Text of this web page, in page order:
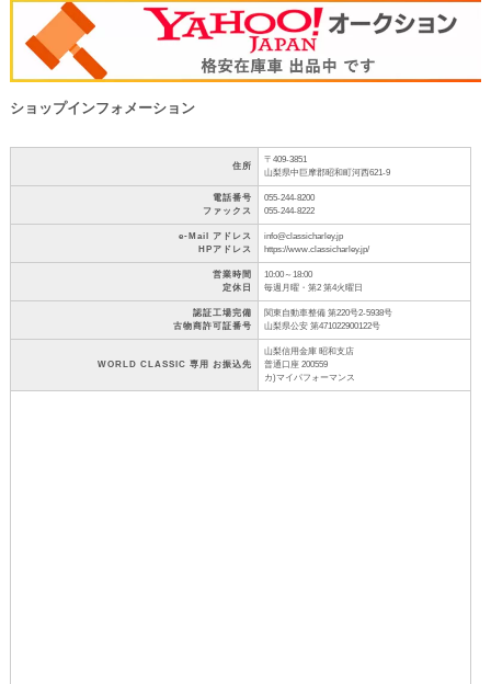
ショップインフォメーション
住所
〒409-3851
山梨県中巨摩郡昭和町河西621-9
電話番号
ファックス
055-244-8200
055-244-8222
e-Mail アドレス
HPアドレス
info@classicharley.jp
https://www.classicharley.jp/
営業時間
定休日
10:00～18:00
毎週月曜・第2 第4火曜日
認証工場完備
古物商許可証番号
関東自動車整備 第220号2-5938号
山梨県公安 第471022900122号
WORLD CLASSIC 専用 お振込先
山梨信用金庫 昭和支店
普通口座 200559
カ)マイパフォーマンス